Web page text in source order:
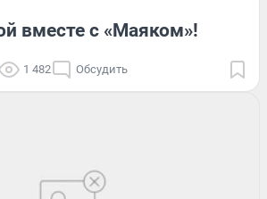
вместе с «Маяком»!
1 482 Обсудить